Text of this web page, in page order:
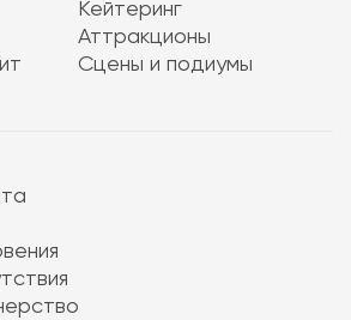
Кейтеринг
Аттракционы
Сцены и подиумы